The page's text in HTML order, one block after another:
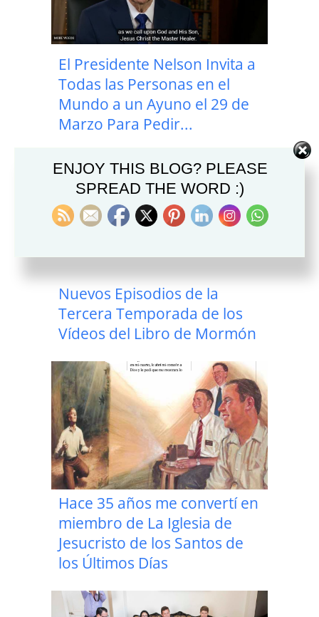
El Presidente Nelson Invita a
Todas las Personas en el
Mundo a un Ayuno el 29 de
Marzo Para Pedir...
Nuevos Episodios de la
Tercera Temporada de los
Vídeos del Libro de Mormón
Hace 35 años me convertí en
miembro de La Iglesia de
Jesucristo de los Santos de
los Últimos Días
ENJOY THIS BLOG? PLEASE
SPREAD THE WORD :)